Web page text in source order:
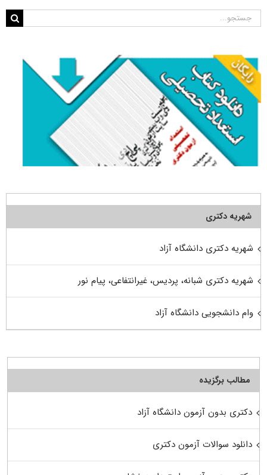
جستجو
شهریه دکتری
شهریه دکتری دانشگاه آزاد
شهریه دکتری شبانه، پردیس، غیرانتفاعی، پیام نور
وام دانشجویی دانشگاه آزاد
مطالب برگزیده
دکتری بدون آزمون دانشگاه آزاد
دانلود سوالات آزمون دکتری